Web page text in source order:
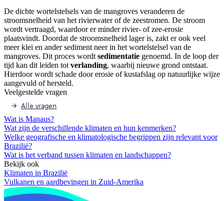
De dichte wortelstelsels van de mangroves veranderen de
stroomsnelheid van het rivierwater of de zeestromen. De stroom
wordt vertraagd, waardoor er minder rivier- of zee-erosie
plaatsvindt. Doordat de stroomsnelheid lager is, zakt er ook veel
meer klei en ander sediment neer in het wortelstelsel van de
mangroves. Dit proces wordt sedimentatie genoemd. In de loop der
tijd kan dit leiden tot verlanding, waarbij nieuwe grond ontstaat.
Hierdoor wordt schade door erosie of kustafslag op natuurlijke wijze
aangevuld of hersteld.
Veelgestelde vragen
Alle vragen
Wat is Manaus?
Wat zijn de verschillende klimaten en hun kenmerken?
Welke geografische en klimatologische begrippen zijn relevant voor
Brazilië?
Wat is het verband tussen klimaten en landschappen?
Bekijk ook
Klimaten in Brazilië
Vulkanen en aardbevingen in Zuid-Amerika